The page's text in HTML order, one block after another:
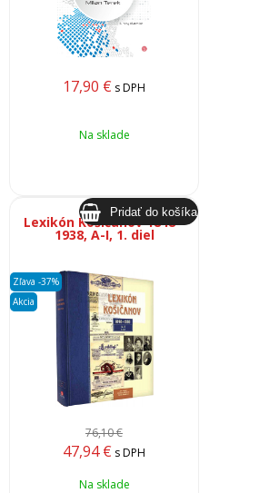
17,90 € s DPH
Na sklade
Lexikón Košičanov 1848 -
1938, A-I, 1. diel
Zľava -37%
Akcia
76,10 €
47,94 € s DPH
Na sklade